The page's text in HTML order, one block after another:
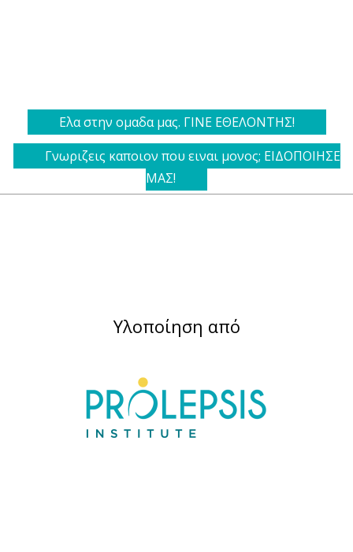
Ελα στην ομαδα μας. ΓΙΝΕ ΕΘΕΛΟΝΤΗΣ!
Γνωριζεις καποιον που ειναι μονος; ΕΙΔΟΠΟΙΗΣΕ
ΜΑΣ!
Υλοποίηση από